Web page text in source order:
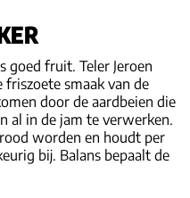
goed fruit. Teler Jeroen
smaak van de
door de aardbeien die
al in de jam te verwerken.
worden en houdt per
bij. Balans bepaalt de